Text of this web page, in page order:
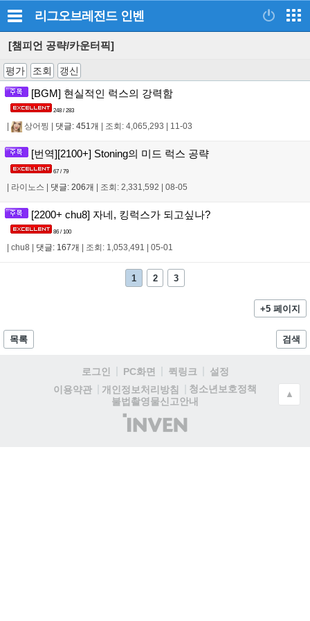
리그오브레전드 인벤
[챔피언 공략/카운터픽]
평가 조회 갱신
[BGM] 현실적인 럭스의 강력함
248 / 283
상어찡 댓글: 451개 조회: 4,065,293 11-03
[번역][2100+] Stoning의 미드 럭스 공략
67 / 79
| 라이노스 | 댓글: 206개 | 조회: 2,331,592 | 08-05
[2200+ chu8] 자네, 킹럭스가 되고싶나?
86 / 100
chu8 댓글: 167개 조회: 1,053,491 05-01
1 2 3
+5 페이지
목록 검색
로그인 PC화면 퀵링크
설정
이용약관
개인정보처리방침
청소년보호정책
불법촬영물신고안내
(주)
인
▲